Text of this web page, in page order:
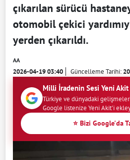
çıkarılan sürücü
otomobil çekici
yerden çıkarıldı.
AA
2026-04-19 03:40 Güncelleme Tarihi:
Milli İradenin Sesi Yeni Akit
Türkiye ve dünyadaki
Google listenize Yeni Akit'i
⭐ Bizi Google'da